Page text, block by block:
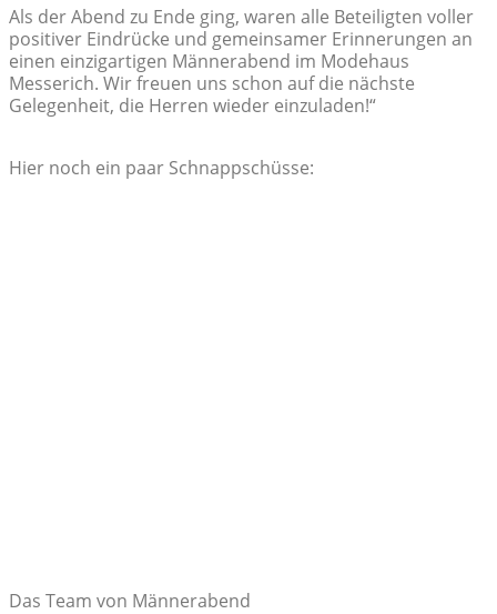
Als der Abend zu Ende ging, waren alle Beteiligten voller
positiver Eindrücke und gemeinsamer Erinnerungen an
einen einzigartigen Männerabend im Modehaus
Messerich. Wir freuen uns schon auf die nächste
Gelegenheit, die Herren wieder einzuladen!“
Hier noch ein paar Schnappschüsse:
Das Team von Männerabend